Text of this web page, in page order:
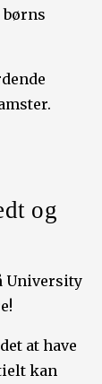
og
University
at have
kan